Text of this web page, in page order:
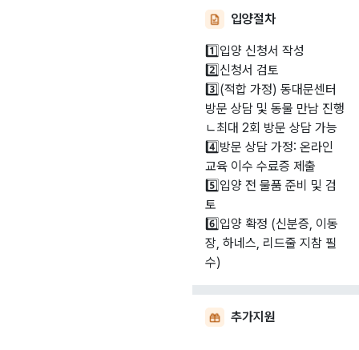
입양절차
1️⃣입양 신청서 작성
2️⃣신청서 검토
3️⃣(적합 가정) 동대문센터
방문 상담 및 동물 만남 진행
ㄴ최대 2회 방문 상담 가능
4️⃣방문 상담 가정: 온라인
교육 이수 수료증 제출
5️⃣입양 전 물품 준비 및 검
토
6️⃣입양 확정 (신분증, 이동
장, 하네스, 리드줄 지참 필
수)
추가지원